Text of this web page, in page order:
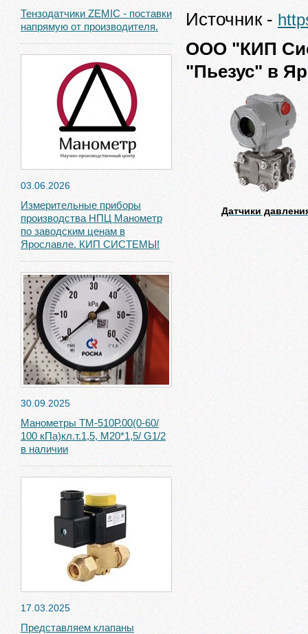
Тензодатчики ZEMIC - поставки
напрямую от производителя.
03.06.2026
Измерительные приборы
производства НПЦ Манометр
по заводским ценам в
Ярославле. КИП СИСТЕМЫ!
30.09.2025
Манометры ТМ-510Р.00(0-60/
100 кПа)кл.т.1,5, М20*1,5/ G1/2
в наличии
17.03.2025
Представляем клапаны
Источник -
ООО "КИП
"Пьезус" в
Датчики